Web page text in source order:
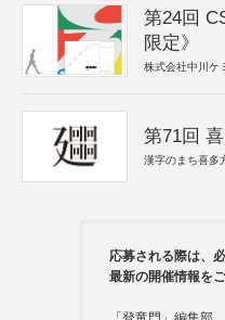
第24回
限定》
株式会社中川ケ
第71回
漢字のまち喜多
応募される際は、
最新の開催情報を
「登竜門」編集部